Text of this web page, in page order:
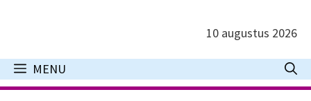
inhoud
10 augustus 2026
MENU